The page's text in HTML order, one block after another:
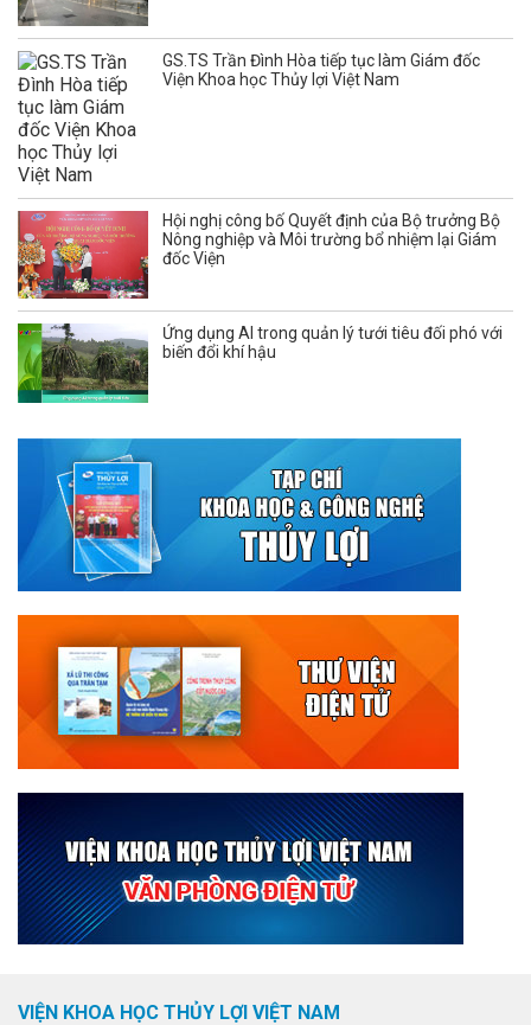
GS.TS Trần Đình Hòa tiếp tục làm Giám đốc
Viện Khoa học Thủy lợi Việt Nam
Hội nghị công bố Quyết định của Bộ trưởng Bộ
Nông nghiệp và Môi trường bổ nhiệm lại Giám
đốc Viện
Ứng dụng AI trong quản lý tưới tiêu đối phó với
biến đổi khí hậu
VIỆN KHOA HỌC THỦY LỢI VIỆT NAM